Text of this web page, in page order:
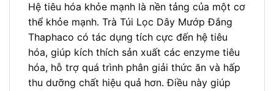
Hệ tiêu hóa khỏe mạnh là nền tảng của một cơ
thể khỏe mạnh. Trà Túi Lọc Dây Mướp Đắng
Thaphaco có tác dụng tích cực đến hệ tiêu
hóa, giúp kích thích sản xuất các enzyme tiêu
hóa, hỗ trợ quá trình phân giải thức ăn và hấp
thu dưỡng chất hiệu quả hơn. Điều này giúp